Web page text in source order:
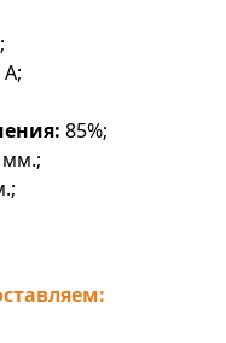
А;
85%;
мм.;